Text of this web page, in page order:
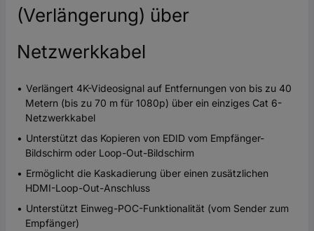
(Verlängerung) über
Netzwerkkabel
Verlängert 4K-Videosignal auf Entfernungen von bis zu 40
Metern (bis zu 70 m für 1080p) über ein einziges Cat 6-
Netzwerkkabel
Unterstützt das Kopieren von EDID vom Empfänger-
Bildschirm oder Loop-Out-Bildschirm
Ermöglicht die Kaskadierung über einen zusätzlichen
HDMI-Loop-Out-Anschluss
Unterstützt Einweg-POC-Funktionalität (vom Sender zum
Empfänger)